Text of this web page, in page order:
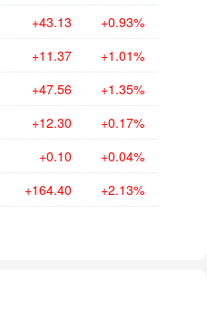
+43.13 +0.93%
+11.37 +1.01%
+47.56 +1.35%
+12.30 +0.17%
+0.10 +0.04%
+164.40 +2.13%